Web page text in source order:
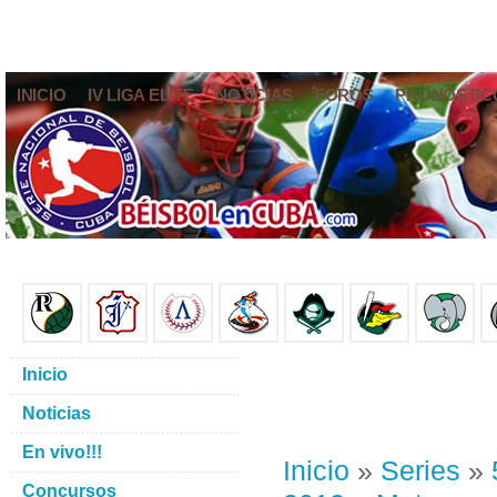
INICIO IV LIGA ELITE NOTICIAS FOROS
Inicio » Series »
Inicio
Noticias
En vivo!!!
Concursos